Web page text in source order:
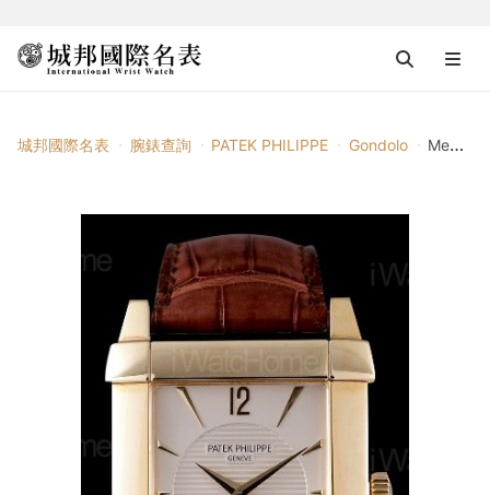
城邦國際名表 腕錶查詢 PATEK PHILIPPE Gondolo Mens Gondolo 5111Y